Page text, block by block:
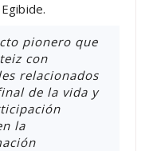
pionero que
con
relacionados
de la vida y
la